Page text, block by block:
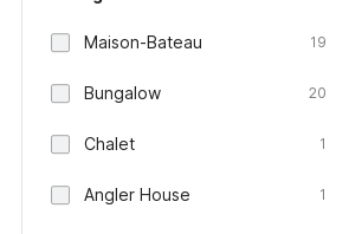
Maison-Bateau 19
Bungalow 20
Chalet 1
Angler House 1